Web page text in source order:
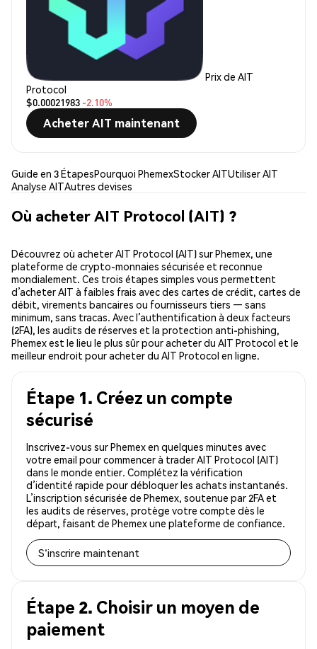
Prix de AIT
Protocol
$0.00021983 -2.10%
Acheter AIT maintenant
Guide en 3 ÉtapesPourquoi PhemexStocker AITUtiliser AIT
Analyse AITAutres devises
Où acheter AIT Protocol (AIT) ?
Découvrez où acheter AIT Protocol (AIT) sur Phemex, une
plateforme de crypto-monnaies sécurisée et reconnue
mondialement. Ces trois étapes simples vous permettent
d’acheter AIT à faibles frais avec des cartes de crédit, cartes de
débit, virements bancaires ou fournisseurs tiers — sans
minimum, sans tracas. Avec l’authentification à deux facteurs
(2FA), les audits de réserves et la protection anti-phishing,
Phemex est le lieu le plus sûr pour acheter du AIT Protocol et le
meilleur endroit pour acheter du AIT Protocol en ligne.
Étape 1. Créez un compte
sécurisé
Inscrivez-vous sur Phemex en quelques minutes avec
votre email pour commencer à trader AIT Protocol (AIT)
dans le monde entier. Complétez la vérification
d’identité rapide pour débloquer les achats instantanés.
L’inscription sécurisée de Phemex, soutenue par 2FA et
les audits de réserves, protège votre compte dès le
départ, faisant de Phemex une plateforme de confiance.
S'inscrire maintenant
Étape 2. Choisir un moyen de
paiement